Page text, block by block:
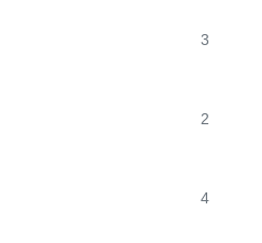
3
2
4